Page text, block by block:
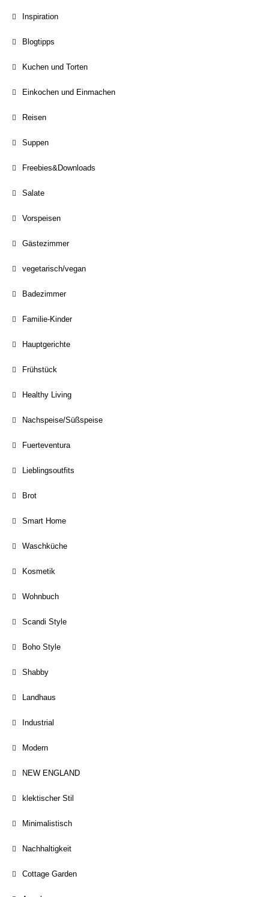
Inspiration
Blogtipps
Kuchen und Torten
Einkochen und Einmachen
Reisen
Suppen
Freebies&Downloads
Salate
Vorspeisen
Gästezimmer
vegetarisch/vegan
Badezimmer
Familie-Kinder
Hauptgerichte
Frühstück
Healthy Living
Nachspeise/Süßspeise
Fuerteventura
Lieblingsoutfits
Brot
Smart Home
Waschküche
Kosmetik
Wohnbuch
Scandi Style
Boho Style
Shabby
Landhaus
Industrial
Modern
NEW ENGLAND
klektischer Stil
Minimalistisch
Nachhaltigkeit
Cottage Garden